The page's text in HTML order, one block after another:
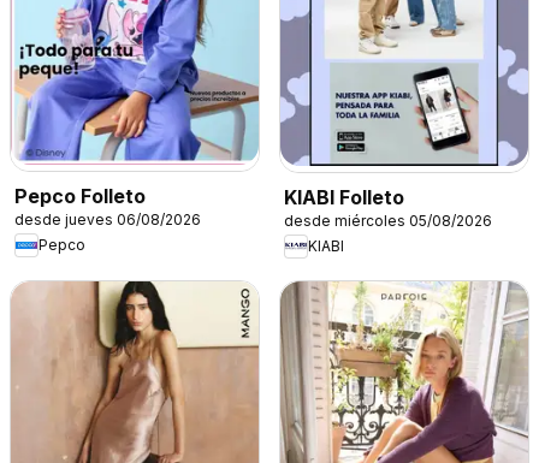
Pepco Folleto
desde jueves 06/08/2026
Pepco
KIABI Folleto
desde miércoles 05/08/2026
KIABI